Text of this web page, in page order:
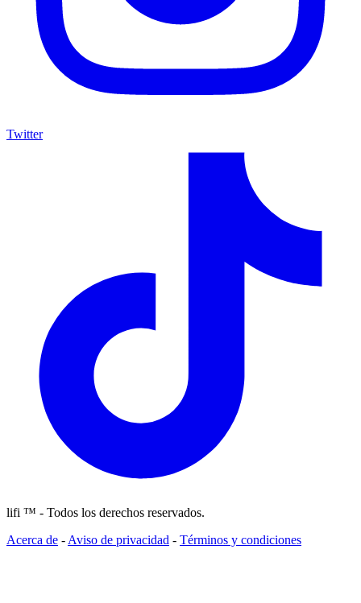
Twitter
lifi ™ - Todos los derechos reservados.
Acerca de - Aviso de privacidad - Términos y condiciones